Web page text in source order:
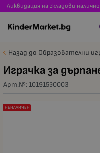
Ликвидация на складови
Назад до Образователни
Играчка за
Арт.№:10191590003
НЕНАЛИЧЕН